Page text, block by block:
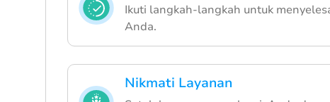
Ikuti langkah-langkah untuk
Anda.
Nikmati Layanan